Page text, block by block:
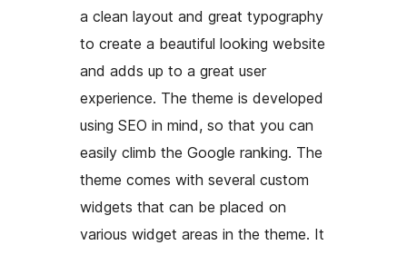
a clean layout and great typography
to create a beautiful looking website
and adds up to a great user
experience. The theme is developed
using SEO in mind, so that you can
easily climb the Google ranking. The
theme comes with several custom
widgets that can be placed on
various widget areas in the theme. It